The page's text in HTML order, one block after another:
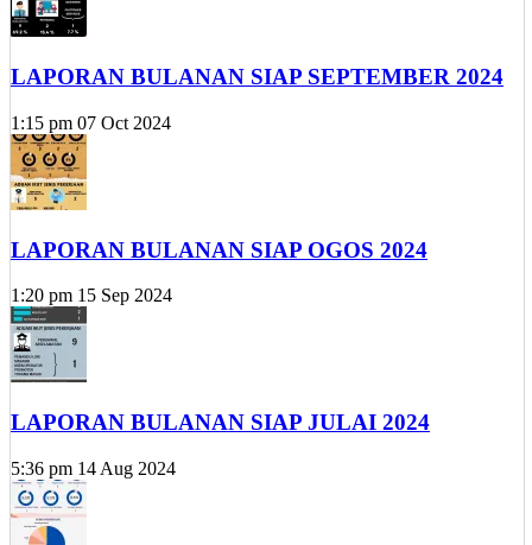
LAPORAN BULANAN SIAP SEPTEMBER 2024
1:15 pm 07 Oct 2024
LAPORAN BULANAN SIAP OGOS 2024
1:20 pm 15 Sep 2024
LAPORAN BULANAN SIAP JULAI 2024
5:36 pm 14 Aug 2024